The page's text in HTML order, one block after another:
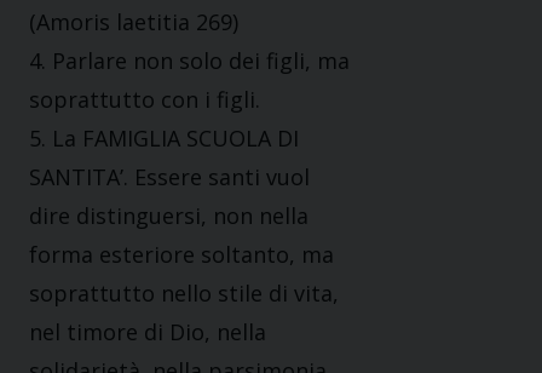
(Amoris laetitia 269)
4. Parlare non solo dei figli, ma
soprattutto con i figli.
5. La FAMIGLIA SCUOLA DI
SANTITA’. Essere santi vuol
dire distinguersi, non nella
forma esteriore soltanto, ma
soprattutto nello stile di vita,
nel timore di Dio, nella